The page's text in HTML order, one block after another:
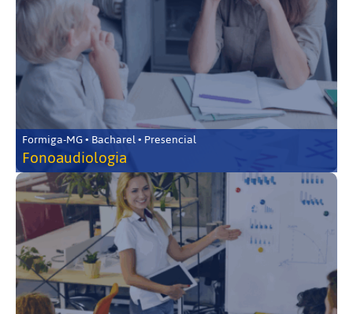
Formiga-MG • Bacharel • Presencial
Fonoaudiologia